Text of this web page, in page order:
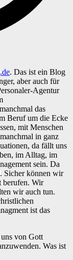
. Das ist ein Blog
aber auch für
Agentur
das
Beruf um die Ecke
mit Menschen
in ganz
da fällt uns
im Alltag, im
sein. Da
Sicher können wir
berufen. Wir
wir auch tun.
ist das
von Gott
Was ist